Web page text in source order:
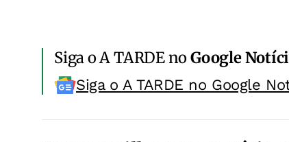
Siga o A TARDE noGoogle
Siga o A TARDE no Google